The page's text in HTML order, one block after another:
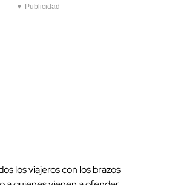
▼ Publicidad
los viajeros con los brazos